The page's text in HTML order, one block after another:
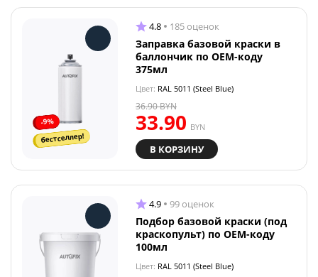
-9%
бестселлер!
4.8 185 оценок
Заправка базовой краски в
баллончик по OEM-коду
375мл
Цвет: RAL 5011 (Steel Blue)
33.90 BYN
36.90BYN
В КОРЗИНУ
4.9 99 оценок
Подбор базовой краски (под
краскопульт) по OEM-коду
100мл
Цвет: RAL 5011 (Steel Blue)